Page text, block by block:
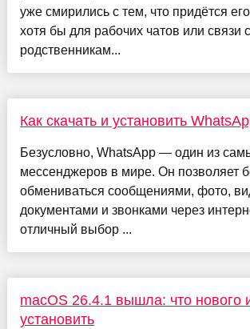
уже смирились с тем, что придётся
хотя бы для рабочих чатов или связи с
родственникам...
Как скачать и установить
Безусловно, WhatsApp — один из
мессенджеров в мире. Он позволяет
обмениваться сообщениями, фото,
документами и звонками через
отличный выбор ...
macOS 26.4.1 вышла: что нового
установить